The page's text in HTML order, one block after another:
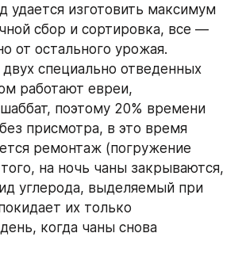
удается изготовить максимум
сбор и сортировка, все —
от остального урожая.
двух специально отведенных
работают евреи,
поэтому 20% времени
присмотра, в это время
ремонтаж (погружение
на ночь чаны закрываются,
углерода, выделяемый при
их только
когда чаны снова